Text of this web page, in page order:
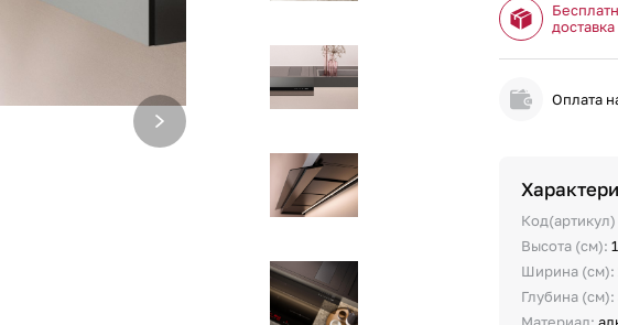
доставка
Оплата
Высота (см):
Ширина (см):
Глубина (см):